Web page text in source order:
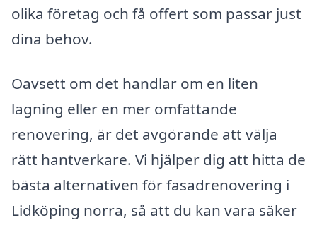
olika företag och få offert som passar just
dina behov.
Oavsett om det handlar om en liten
lagning eller en mer omfattande
renovering, är det avgörande att välja
rätt hantverkare. Vi hjälper dig att hitta de
bästa alternativen för fasadrenovering i
Lidköping norra, så att du kan vara säker